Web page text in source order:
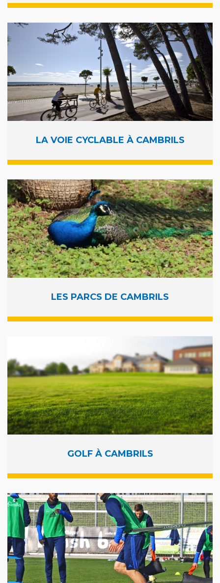
LA VOIE CYCLABLE À CAMBRILS
LES PARCS DE CAMBRILS
GOLF À CAMBRILS